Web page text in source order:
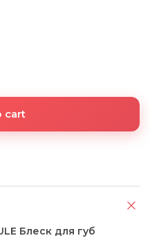
cart
Блеск для губ